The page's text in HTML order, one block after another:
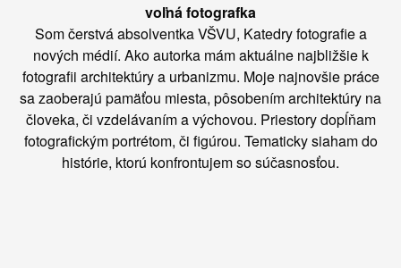
voľná fotografka
Som čerstvá absolventka VŠVU, Katedry fotografie a
nových médií. Ako autorka mám aktuálne najbližšie k
fotografii architektúry a urbanizmu. Moje najnovšie práce
sa zaoberajú pamäťou miesta, pôsobením architektúry na
človeka, či vzdelávaním a výchovou. Priestory dopĺňam
fotografickým portrétom, či figúrou. Tematicky siaham do
histórie, ktorú konfrontujem so súčasnosťou.